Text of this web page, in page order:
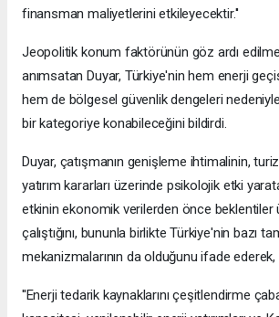
finansman maliyetlerini etkileyecektir.''
Jeopolitik konum faktörünün göz ardı
anımsatan Duyar, Türkiye'nin hem enerji geçiş
hem de bölgesel güvenlik dengeleri nedeniyle
bir kategoriye konabileceğini bildirdi.
Duyar, çatışmanın genişleme ihtimalinin,
yatırım kararları üzerinde psikolojik etki
etkinin ekonomik verilerden önce beklentiler
çalıştığını, bununla birlikte Türkiye'nin bazı
mekanizmalarının da olduğunu ifade ederek,
''Enerji tedarik kaynaklarını çeşitlendirme